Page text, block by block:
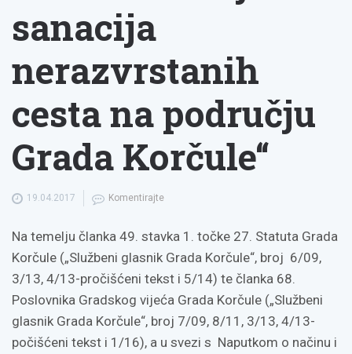
sanacija
nerazvrstanih
cesta na području
Grada Korčule“
19.04.2017 Komentirajte
Na temelju članka 49. stavka 1. točke 27. Statuta Grada
Korčule („Službeni glasnik Grada Korčule“, broj 6/09,
3/13, 4/13-pročišćeni tekst i 5/14) te članka 68.
Poslovnika Gradskog vijeća Grada Korčule („Službeni
glasnik Grada Korčule“, broj 7/09, 8/11, 3/13, 4/13-
počišćeni tekst i 1/16), a u svezi s Naputkom o načinu i